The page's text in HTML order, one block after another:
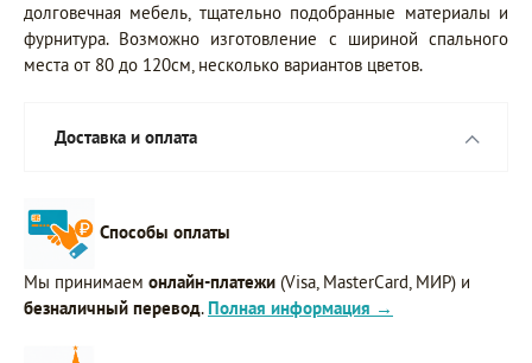
долговечная мебель, тщательно подобранные материалы и
фурнитура. Возможно изготовление с шириной спального
места от 80 до 120см, несколько вариантов цветов.
Доставка и оплата
Способы оплаты
Мы принимаем онлайн-платежи (Visa, MasterCard, МИР) и
безналичный перевод. Полная информация →